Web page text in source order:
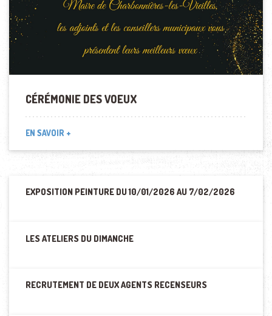
CÉRÉMONIE DES VOEUX
EN SAVOIR +
EXPOSITION PEINTURE DU 10/01/2026 AU 7/02/2026
LES ATELIERS DU DIMANCHE
RECRUTEMENT DE DEUX AGENTS RECENSEURS